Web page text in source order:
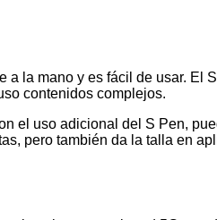
a la mano y es fácil de usar. El
contenidos complejos.
el uso adicional del S Pen,
pero también da la talla en